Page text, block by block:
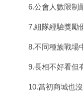
6.公會人數限制
7.組隊經驗獎勵
8.不同種族戰場
9.長相不好看但
10.當初商城也